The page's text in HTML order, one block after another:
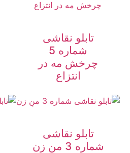
تابلو نقاشی
شماره 5
چرخش مه در
انتزاع
تابلو نقاشی
شماره 3 منِ زن